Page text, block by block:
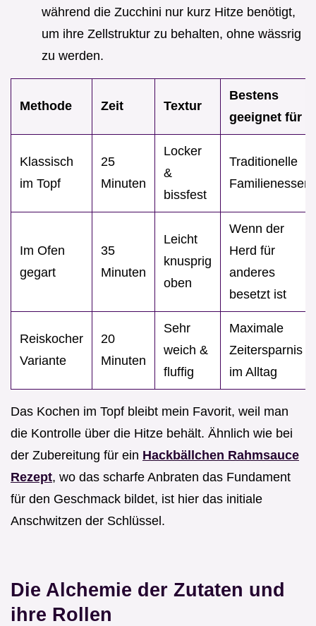
während die Zucchini nur kurz Hitze benötigt,
um ihre Zellstruktur zu behalten, ohne wässrig
zu werden.
Methode Zeit Textur
Bestens
geeignet für
Klassisch
im Topf
25
Minuten
Locker
&
bissfest
Traditionelle
Familienessen
Im Ofen
gegart
35
Minuten
Leicht
knusprig
oben
Wenn der
Herd für
anderes
besetzt ist
Reiskocher
Variante
20
Minuten
Sehr
weich &
fluffig
Maximale
Zeitersparnis
im Alltag
Das Kochen im Topf bleibt mein Favorit, weil man
die Kontrolle über die Hitze behält. Ähnlich wie bei
der Zubereitung für ein Hackbällchen Rahmsauce
Rezept, wo das scharfe Anbraten das Fundament
für den Geschmack bildet, ist hier das initiale
Anschwitzen der Schlüssel.
Die Alchemie der Zutaten und
ihre Rollen